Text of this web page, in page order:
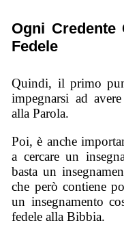
Ogni Credente
Fedele
Quindi, il primo
impegnarsi ad
alla Parola.
Poi, è anche
a cercare un
basta un
che però contiene
un insegnamento
fedele alla Bibbia.